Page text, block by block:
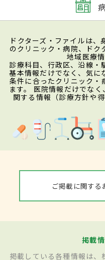
ドクターズ・ファイルは
のクリニック・病院、ドク
地域医療
診療科目、行政区、沿線・
基本情報だけでなく、気に
条件に合ったクリニック・
ます。 医院情報だけでな
関する情報（診療方針や
ご掲載に関する
掲載
掲載している各種情報は、